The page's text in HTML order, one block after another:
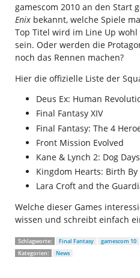
gamescom 2010 an den Start
Enix bekannt, welche Spiele
Top Titel wird im Line Up
sein. Oder werden die
noch das Rennen machen?
Hier die offizielle Liste der
Deus Ex: Human
Final Fantasy XIV
Final Fantasy: The 4
Front Mission Evolved
Kane & Lynch 2: Dog Days
Kingdom Hearts: Birth By
Lara Croft and the
Welche dieser Games
wissen und schreibt einfach
Schlagworte: Final Fantasy gamescom 10
Kategorien:
News